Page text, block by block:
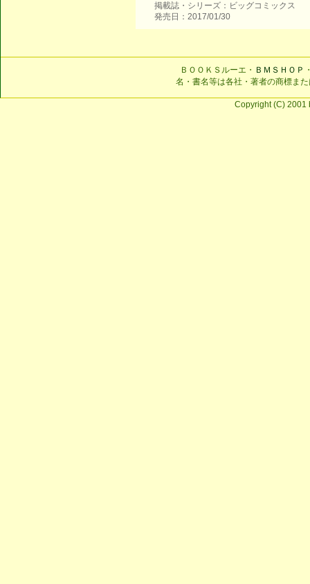
掲載誌・シリーズ：ビッグコミックス
発売日：2017/01/30
ＢＯＯＫＳルーエ・ ＢＭＳＨＯＰ
名・書名等は各社・著者の商標ま
Copyright (C) 2001